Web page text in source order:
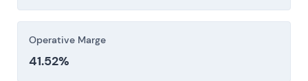
neue Abwicklungsmodelle
Dienstleistungen unterbrechen und Einnahmen
beschädigen.
Operative Marge
41.52%